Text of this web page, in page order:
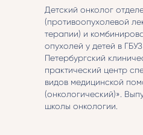
Детский онколог
(противоопухолевой
терапии) и
опухолей у детей в
Петербургский
практический центр
видов медицинской
(онкологический)».
школы онкологии.